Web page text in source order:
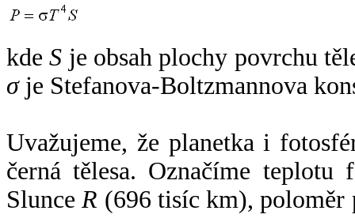
kdeS je obsah plochy povrchu
σje Stefanova-Boltzmannova
Uvažujeme, že planetka i
černá tělesa. Označíme
SlunceR (696 tisíc km),